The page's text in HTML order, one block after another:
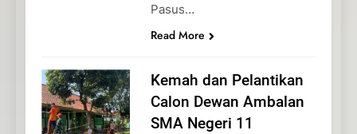
Pasus…
Read More
Kemah dan Pelantikan
Calon Dewan Ambalan
SMA Negeri 11